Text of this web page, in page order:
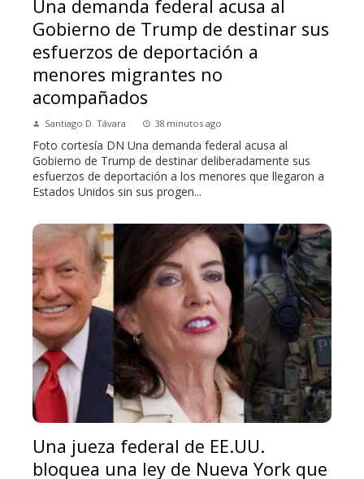
Una demanda federal acusa al
Gobierno de Trump de destinar sus
esfuerzos de deportación a
menores migrantes no
acompañados
Santiago D. Távara 38 minutos ago
Foto cortesía DN Una demanda federal acusa al
Gobierno de Trump de destinar deliberadamente sus
esfuerzos de deportación a los menores que llegaron a
Estados Unidos sin sus progen...
Una jueza federal de EE.UU.
bloquea una ley de Nueva York que